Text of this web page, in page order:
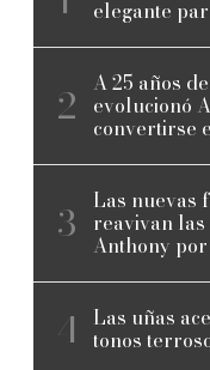
elegante
A 25 años de
evolucionó
convertirse
Las nuevas
reavivan las
Anthony
Las uñas
tonos